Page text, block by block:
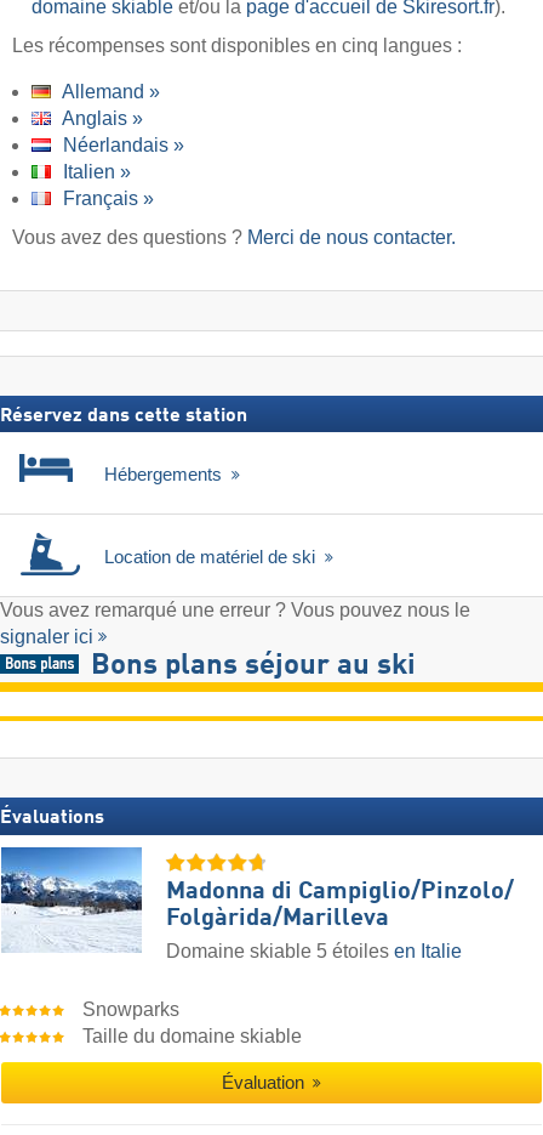
domaine skiable et/ou la page d'accueil de Skiresort.fr).
Les récompenses sont disponibles en cinq langues :
Allemand »
Anglais »
Néerlandais »
Italien »
Français »
Vous avez des questions ? Merci de nous contacter.
Réservez dans cette station
Hébergements
Location de matériel de ski
Vous avez remarqué une erreur ? Vous pouvez nous le
signaler ici
Bons plans séjour au ski
Évaluations
Madonna di Campiglio/​Pinzolo/​
Folgàrida/​Marilleva
Domaine skiable 5 étoiles en Italie
Snowparks
Taille du domaine skiable
Évaluation